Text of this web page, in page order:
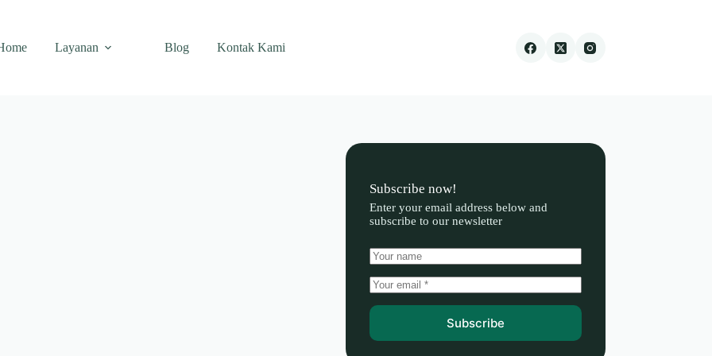
Layanan Blog Kontak Kami
Subscribe now!
Enter your email address below and
subscribe to our newsletter
Subscribe